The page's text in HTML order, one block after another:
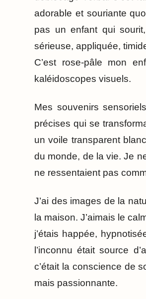
adorable et souriante
pas un enfant qui
sérieuse, appliquée,
C’est rose-pâle mon
kaléidoscopes visuels.
Mes souvenirs
précises qui se
un voile transparent
du monde, de la vie. Je
ne ressentaient pas
J’ai des images de la
la maison. J’aimais le
j’étais happée,
l’inconnu était source
c’était la conscience de
mais passionnante.